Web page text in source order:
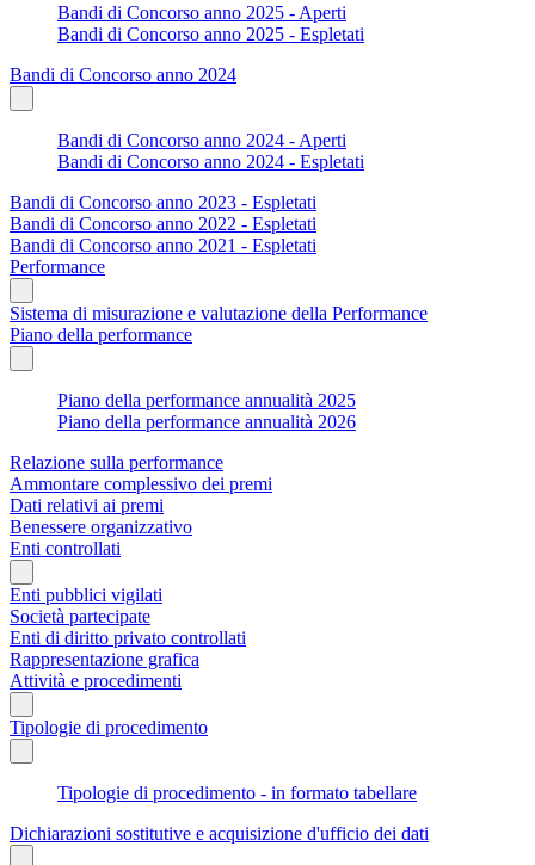
Bandi di Concorso anno 2025 - Aperti
Bandi di Concorso anno 2025 - Espletati
Bandi di Concorso anno 2024
Bandi di Concorso anno 2024 - Aperti
Bandi di Concorso anno 2024 - Espletati
Bandi di Concorso anno 2023 - Espletati
Bandi di Concorso anno 2022 - Espletati
Bandi di Concorso anno 2021 - Espletati
Performance
Sistema di misurazione e valutazione della Performance
Piano della performance
Piano della performance annualità 2025
Piano della performance annualità 2026
Relazione sulla performance
Ammontare complessivo dei premi
Dati relativi ai premi
Benessere organizzativo
Enti controllati
Enti pubblici vigilati
Società partecipate
Enti di diritto privato controllati
Rappresentazione grafica
Attività e procedimenti
Tipologie di procedimento
Tipologie di procedimento - in formato tabellare
Dichiarazioni sostitutive e acquisizione d'ufficio dei dati